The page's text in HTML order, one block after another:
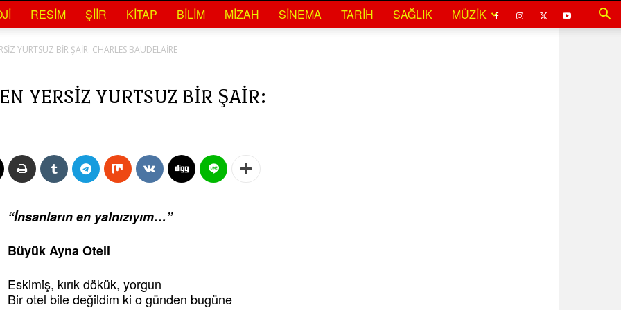
RESIM ŞIIR KITAP BILIM MIZAH SINEMA TARIH SAĞLIK MÜZIK
YURTSUZ BİR ŞAİR: CHARLES BAUDELAİRE
YERSİZ YURTSUZ BİR ŞAİR:
“İnsanların en yalnızıyım…”
Büyük Ayna Oteli
Eskimiş, kırık dökük, yorgun
Bir otel bile değildim ki o günden bugüne